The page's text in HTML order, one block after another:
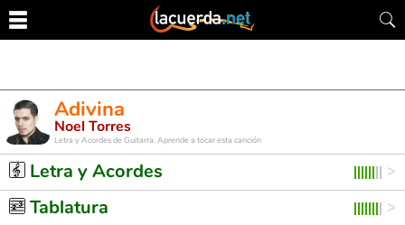
Adivina
Noel Torres
Letra y Acordes de Guitarra. Aprende a tocar esta canción
Letra y Acordes
Tablatura